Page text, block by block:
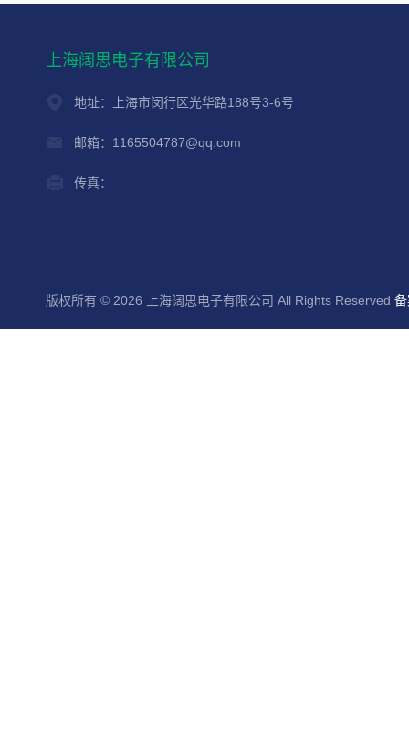
上海阔思电子有限公司
地址：上海市闵行区光华路188号3-6号
邮箱：1165504787@qq.com
传真：
版权所有 © 2026 上海阔思电子有限公司 All Rights Reserved